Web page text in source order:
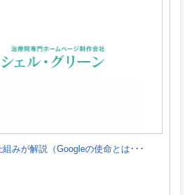
みが解説（Googleの使命とは･･･